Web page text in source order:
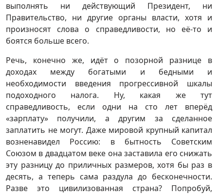
выполнять ни действующий Президент, ни
Правительство, ни другие органы власти, хотя и
произносят слова о справедливости, но её-то и
боятся больше всего.
Речь, конечно же, идёт о позорной разнице в
доходах между богатыми и бедными и
необходимости введения прогрессивной шкалы
подоходного налога. Ну, какая же тут
справедливость, если одни на сто лет вперёд
«зарплату» получили, а другим за сделанное
заплатить не могут. Даже мировой крупный капитал
возненавидел Россию: в бытность Советским
Союзом в двадцатом веке она заставила его снижать
эту разницу до приличных размеров, хотя бы раз в
десять, а теперь сама раздула до бесконечности.
Разве это цивилизованная страна? Попробуй,